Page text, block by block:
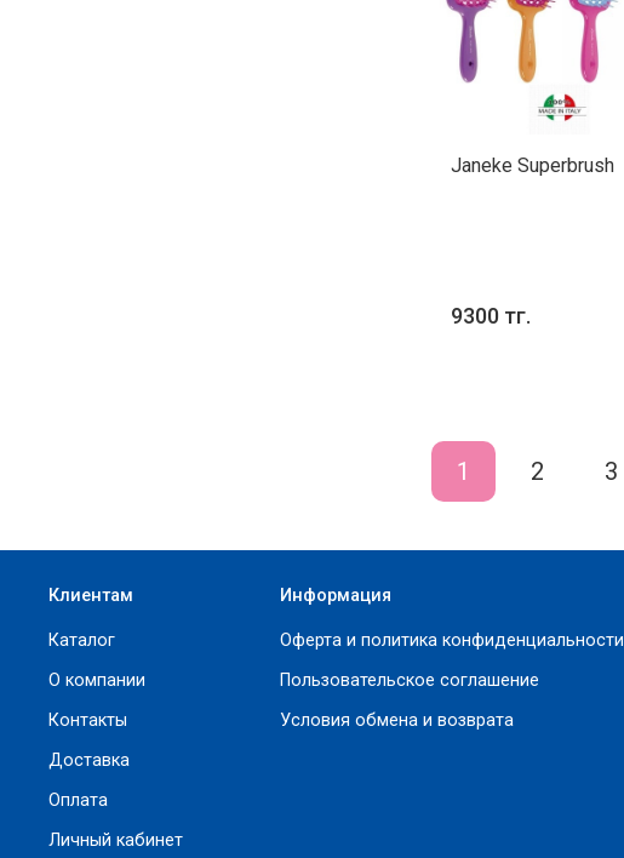
Janeke Superbrush
9300 тг.
1 2 3
Клиентам
Каталог
О компании
Контакты
Доставка
Оплата
Личный кабинет
Информация
Оферта и политика конфиденциальности
Пользовательское соглашение
Условия обмена и возврата